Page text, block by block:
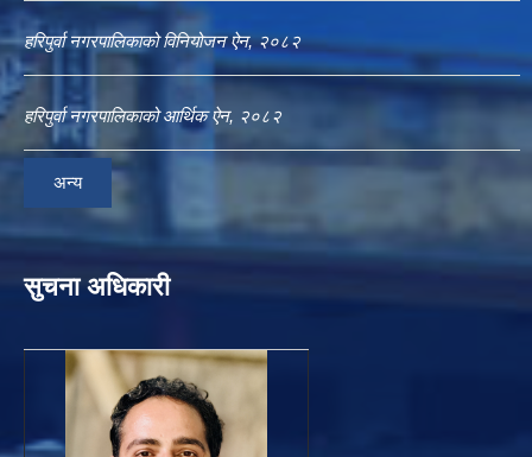
हरिपुर्वा नगरपालिकाको विनियोजन ऐन, २०८२
हरिपुर्वा नगरपालिकाको आर्थिक ऐन, २०८२
अन्य
सुचना अधिकारी